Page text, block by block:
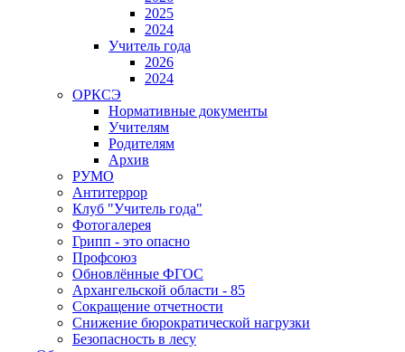
2025
2024
Учитель года
2026
2024
ОРКСЭ
Нормативные документы
Учителям
Родителям
Архив
РУМО
Антитеррор
Клуб "Учитель года"
Фотогалерея
Грипп - это опасно
Профсоюз
Обновлённые ФГОС
Архангельской области - 85
Сокращение отчетности
Снижение бюрократической нагрузки
Безопасность в лесу